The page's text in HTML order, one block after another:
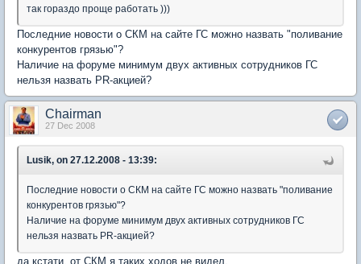
так гораздо проще работать )))
Последние новости о СКМ на сайте ГС можно назвать "поливание
конкурентов грязью"?
Наличие на форуме минимум двух активных сотрудников ГС
нельзя назвать PR-акцией?
Chairman
27 Dec 2008
Lusik, on 27.12.2008 - 13:39:
Последние новости о СКМ на сайте ГС можно назвать "поливание
конкурентов грязью"?
Наличие на форуме минимум двух активных сотрудников ГС
нельзя назвать PR-акцией?
да кстати, от СКМ я таких ходов не видел.